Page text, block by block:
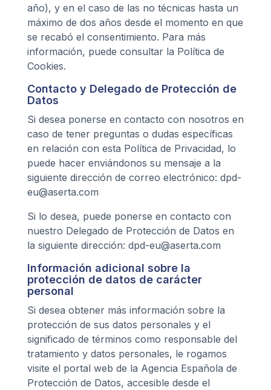
año), y en el caso de las no técnicas hasta un
máximo de dos años desde el momento en que
se recabó el consentimiento. Para más
información, puede consultar la Política de
Cookies.
Contacto y Delegado de Protección de
Datos
Si desea ponerse en contacto con nosotros en
caso de tener preguntas o dudas específicas
en relación con esta Política de Privacidad, lo
puede hacer enviándonos su mensaje a la
siguiente dirección de correo electrónico: dpd-
eu@aserta.com
Si lo desea, puede ponerse en contacto con
nuestro Delegado de Protección de Datos en
la siguiente dirección: dpd-eu@aserta.com
Información adicional sobre la
protección de datos de carácter
personal
Si desea obtener más información sobre la
protección de sus datos personales y el
significado de términos como responsable del
tratamiento y datos personales, le rogamos
visite el portal web de la Agencia Española de
Protección de Datos, accesible desde el